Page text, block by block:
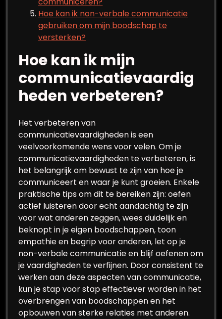
Hoe kan ik non-verbale communicatie
gebruiken om mijn boodschap te
versterken?
Hoe kan ik mijn
communicatievaardig
heden verbeteren?
Het verbeteren van
communicatievaardigheden is een
veelvoorkomende wens voor velen. Om je
communicatievaardigheden te verbeteren, is
het belangrijk om bewust te zijn van hoe je
communiceert en waar je kunt groeien. Enkele
praktische tips om dit te bereiken zijn: oefen
actief luisteren door echt aandachtig te zijn
voor wat anderen zeggen, wees duidelijk en
beknopt in je eigen boodschappen, toon
empathie en begrip voor anderen, let op je
non-verbale communicatie en blijf oefenen om
je vaardigheden te verfijnen. Door consistent te
werken aan deze aspecten van communicatie,
kun je stap voor stap effectiever worden in het
overbrengen van boodschappen en het
opbouwen van sterke relaties met anderen.